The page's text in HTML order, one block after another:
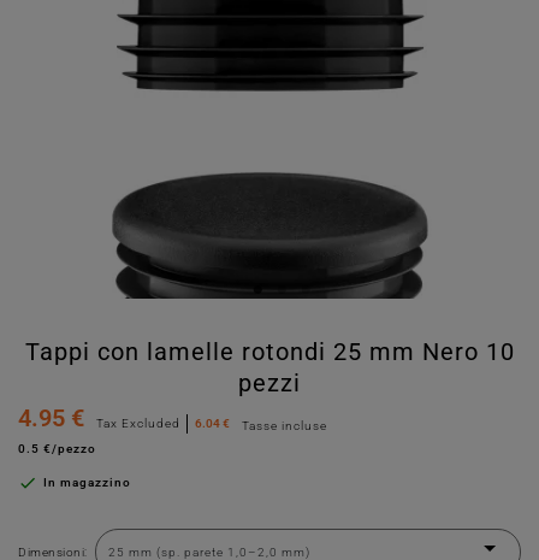
Tappi con lamelle rotondi 25 mm Nero 10
pezzi
4.95 €
Tax Excluded 6.04 €
Tasse incluse
0.5 €/pezzo
 In magazzino
Dimensioni: